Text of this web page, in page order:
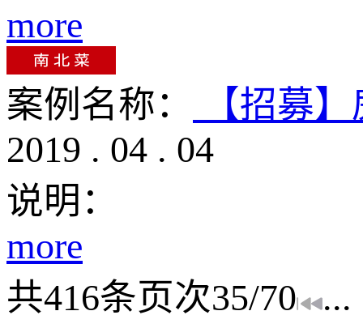
more
案例名称：
【招募
2019 . 04 . 04
说明：
more
共416条页次35/70
...